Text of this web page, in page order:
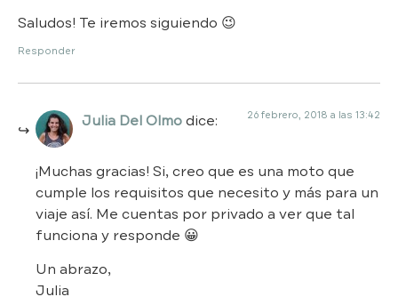
Saludos! Te iremos siguiendo 😉
Responder
Julia Del Olmodice: 26 febrero, 2018 a las 13:42
¡Muchas gracias! Si, creo que es una moto que
cumple los requisitos que necesito y más para un
viaje así. Me cuentas por privado a ver que tal
funciona y responde 😀
Un abrazo,
Julia